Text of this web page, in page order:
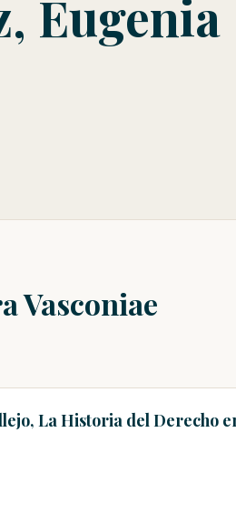
Eugenia
Vasconiae
La Historia del Derecho